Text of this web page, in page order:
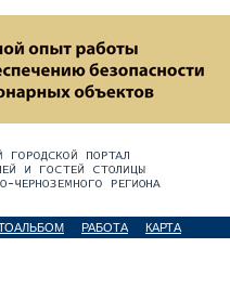
РАБОТА КАРТА